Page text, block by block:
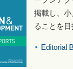
掲載し、
ることを
Editorial